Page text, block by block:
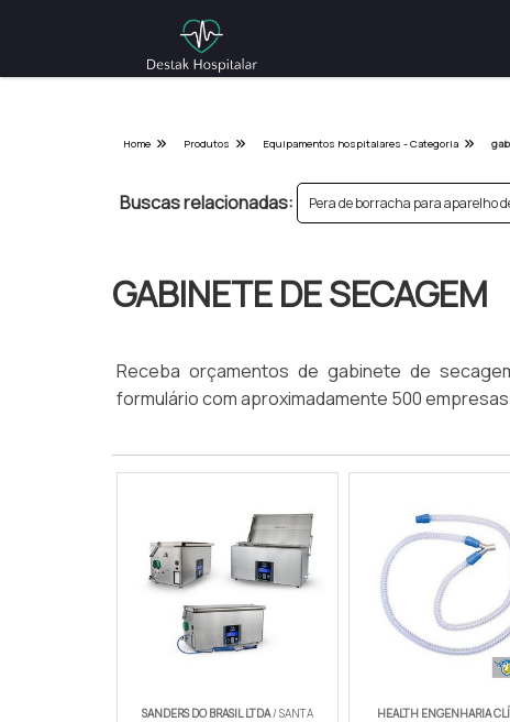
Home Produtos Equipamentos hospitalares - Categoria
Buscas relacionadas: Pera de borracha para aparelho
GABINETE DE SECAGEM
Receba orçamentos de gabinete de
formulário com aproximadamente 500
SANDERS DO BRASIL LTDA/ SANTA
HEALTH ENGENHARIA